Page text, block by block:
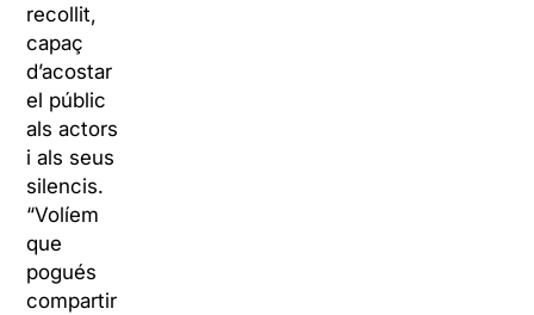
recollit,
capaç
d’acostar
el públic
als actors
i als seus
silencis.
“Volíem
que
pogués
compartir